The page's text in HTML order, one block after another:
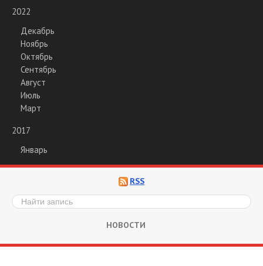
2022
Декабрь
Ноябрь
Октябрь
Сентябрь
Август
Июль
Март
2017
Январь
RSS
НОВОСТИ